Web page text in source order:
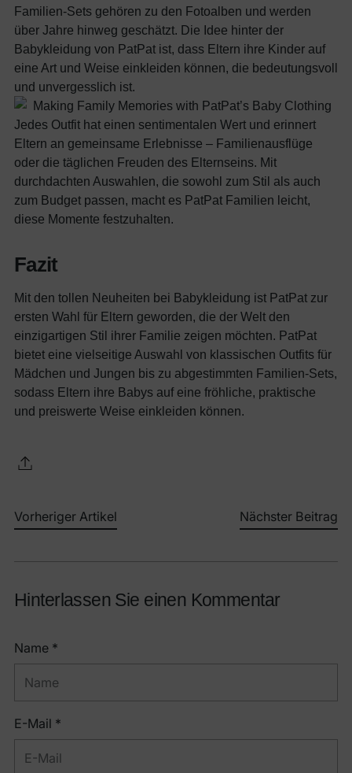
Familien-Sets gehören zu den Fotoalben und werden
über Jahre hinweg geschätzt. Die Idee hinter der
Babykleidung von PatPat ist, dass Eltern ihre Kinder auf
eine Art und Weise einkleiden können, die bedeutungsvoll
und unvergesslich ist.
Jedes Outfit hat einen sentimentalen Wert und erinnert
Eltern an gemeinsame Erlebnisse – Familienausflüge
oder die täglichen Freuden des Elternseins. Mit
durchdachten Auswahlen, die sowohl zum Stil als auch
zum Budget passen, macht es PatPat Familien leicht,
diese Momente festzuhalten.
Fazit
Mit den tollen Neuheiten bei Babykleidung ist PatPat zur
ersten Wahl für Eltern geworden, die der Welt den
einzigartigen Stil ihrer Familie zeigen möchten. PatPat
bietet eine vielseitige Auswahl von klassischen Outfits für
Mädchen und Jungen bis zu abgestimmten Familien-Sets,
sodass Eltern ihre Babys auf eine fröhliche, praktische
und preiswerte Weise einkleiden können.
Vorheriger Artikel Nächster Beitrag
Hinterlassen Sie einen Kommentar
Name *
E-Mail *